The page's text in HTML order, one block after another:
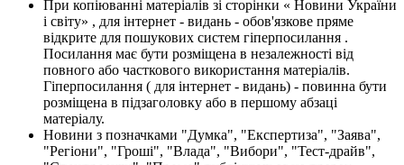
При копіюванні матеріалів зі сторінки « Новини України
і світу» , для інтернет - видань - обов'язкове пряме
відкрите для пошукових систем гіперпосилання .
Посилання має бути розміщена в незалежності від
повного або часткового використання матеріалів.
Гіперпосилання ( для інтернет - видань) - повинна бути
розміщена в підзаголовку або в першому абзаці
матеріалу.
Новини з позначками "Думка", "Експертиза", "Заява",
"Регіони", "Гроші", "Влада", "Вибори", "Тест-драйв",